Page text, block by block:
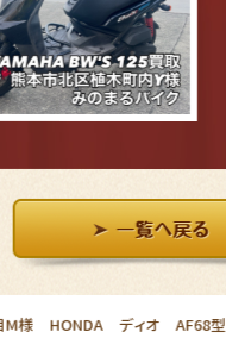
M様 HONDA ディオ AF68型